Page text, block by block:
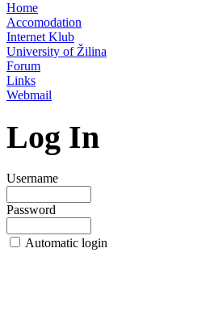
Home
Accomodation
Internet Klub
University of Žilina
Forum
Links
Webmail
Log In
Username
Password
Automatic login